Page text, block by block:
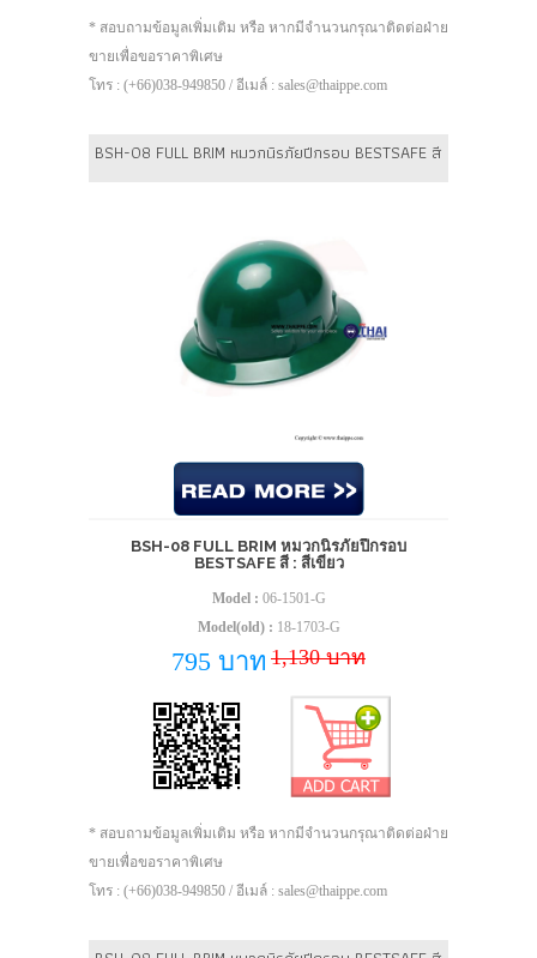
* สอบถามข้อมูลเพิ่มเติม หรือ หากมีจำนวนกรุณาติดต่อฝ่าย
ขายเพื่อขอราคาพิเศษ
โทร : (+66)038-949850 / อีเมล์ : sales@thaippe.com
BSH-08 FULL BRIM หมวกนิรภัยปีกรอบ BESTSAFE สี : สีเขียว
BSH-08 FULL BRIM หมวกนิรภัยปีกรอบ
BESTSAFE สี : สีเขียว
Model : 06-1501-G
Model(old) : 18-1703-G
795 บาท 1,130 บาท
* สอบถามข้อมูลเพิ่มเติม หรือ หากมีจำนวนกรุณาติดต่อฝ่าย
ขายเพื่อขอราคาพิเศษ
โทร : (+66)038-949850 / อีเมล์ : sales@thaippe.com